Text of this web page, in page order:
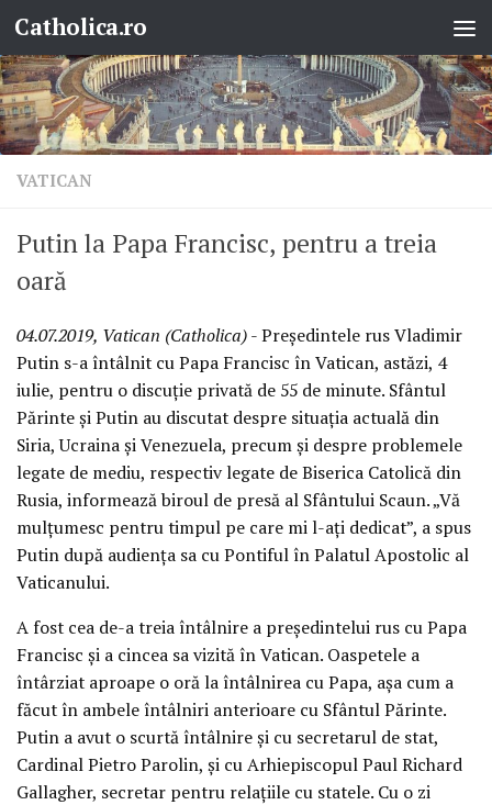
Skip to content
Catholica.ro
VATICAN
Putin la Papa Francisc, pentru a treia
oară
04.07.2019, Vatican (Catholica)- Președintele rus Vladimir
Putin s-a întâlnit cu Papa Francisc în Vatican, astăzi, 4
iulie, pentru o discuție privată de 55 de minute. Sfântul
Părinte și Putin au discutat despre situația actuală din
Siria, Ucraina și Venezuela, precum și despre problemele
legate de mediu, respectiv legate de Biserica Catolică din
Rusia, informează biroul de presă al Sfântului Scaun. „Vă
mulțumesc pentru timpul pe care mi l-ați dedicat”, a spus
Putin după audiența sa cu Pontiful în Palatul Apostolic al
Vaticanului.
A fost cea de-a treia întâlnire a președintelui rus cu Papa
Francisc și a cincea sa vizită în Vatican. Oaspetele a
întârziat aproape o oră la întâlnirea cu Papa, așa cum a
făcut în ambele întâlniri anterioare cu Sfântul Părinte.
Putin a avut o scurtă întâlnire și cu secretarul de stat,
Cardinal Pietro Parolin, și cu Arhiepiscopul Paul Richard
Gallagher, secretar pentru relațiile cu statele. Cu o zi